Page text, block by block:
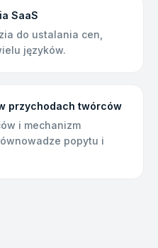
SaaS
do ustalania cen,
języków.
w przychodach twórców
i mechanizm
popytu i